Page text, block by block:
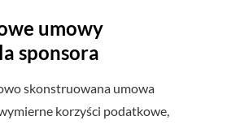
umowy
sponsora
skonstruowana umowa
korzyści podatkowe,